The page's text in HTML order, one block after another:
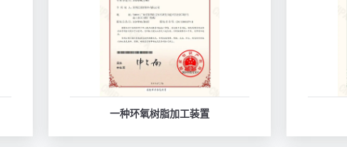
一种环氧树脂加工装置